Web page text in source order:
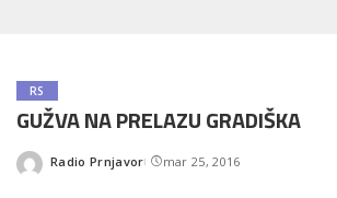
RS
GUŽVA NA PRELAZU GRADIŠKA
Posted
Radio Prnjavor mar 25, 2016